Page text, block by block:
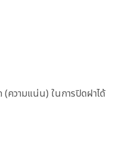
ความแน่น) ในการปิดฝาได้